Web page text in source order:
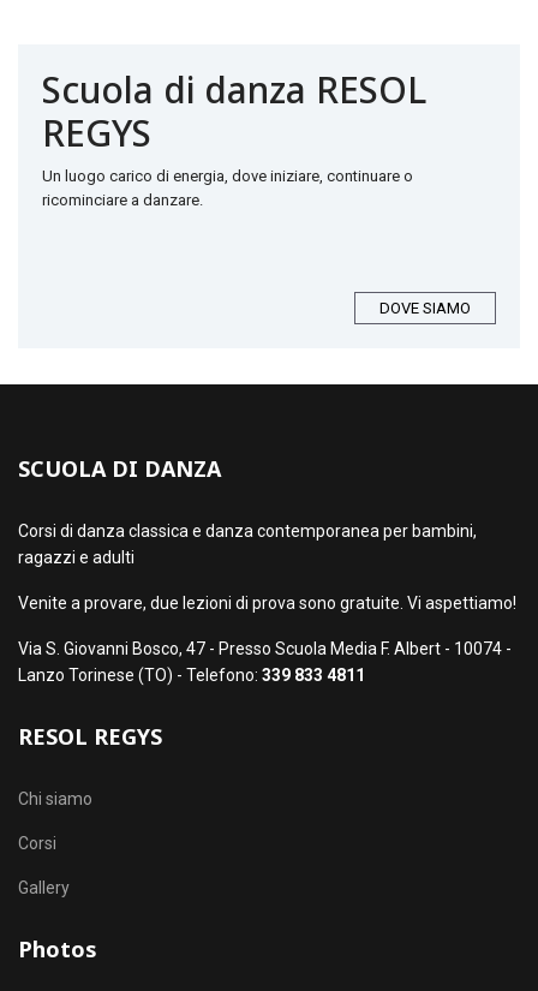
Scuola di danza RESOL
REGYS
Un luogo carico di energia, dove iniziare, continuare o
ricominciare a danzare.
DOVE SIAMO
SCUOLA DI DANZA
Corsi di danza classica e danza contemporanea per bambini,
ragazzi e adulti
Venite a provare, due lezioni di prova sono gratuite. Vi aspettiamo!
Via S. Giovanni Bosco, 47 - Presso Scuola Media F. Albert - 10074 -
Lanzo Torinese (TO) - Telefono: 339 833 4811
RESOL REGYS
Chi siamo
Corsi
Gallery
Photos